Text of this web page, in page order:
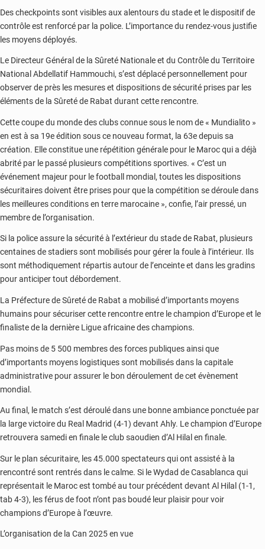
quotidiens
marocains
Des checkpoints sont visibles aux alentours du stade et le dispositif de
contrôle est renforcé par la police. L’importance du rendez-vous justifie
les moyens déployés.
Le Directeur Général de la Sûreté Nationale et du Contrôle du Territoire
National Abdellatif Hammouchi, s’est déplacé personnellement pour
observer de près les mesures et dispositions de sécurité prises par les
éléments de la Sûreté de Rabat durant cette rencontre.
Cette coupe du monde des clubs connue sous le nom de « Mundialito »
en est à sa 19e édition sous ce nouveau format, la 63e depuis sa
création. Elle constitue une répétition générale pour le Maroc qui a déjà
abrité par le passé plusieurs compétitions sportives. « C’est un
événement majeur pour le football mondial, toutes les dispositions
sécuritaires doivent être prises pour que la compétition se déroule dans
les meilleures conditions en terre marocaine », confie, l’air pressé, un
membre de l’organisation.
Si la police assure la sécurité à l’extérieur du stade de Rabat, plusieurs
centaines de stadiers sont mobilisés pour gérer la foule à l’intérieur. Ils
sont méthodiquement répartis autour de l’enceinte et dans les gradins
pour anticiper tout débordement.
La Préfecture de Sûreté de Rabat a mobilisé d’importants moyens
humains pour sécuriser cette rencontre entre le champion d’Europe et le
finaliste de la dernière Ligue africaine des champions.
Pas moins de 5 500 membres des forces publiques ainsi que
d’importants moyens logistiques sont mobilisés dans la capitale
administrative pour assurer le bon déroulement de cet évènement
mondial.
Au final, le match s’est déroulé dans une bonne ambiance ponctuée par
la large victoire du Real Madrid (4-1) devant Ahly. Le champion d’Europe
retrouvera samedi en finale le club saoudien d’Al Hilal en finale.
Sur le plan sécuritaire, les 45.000 spectateurs qui ont assisté à la
rencontré sont rentrés dans le calme. Si le Wydad de Casablanca qui
représentait le Maroc est tombé au tour précédent devant Al Hilal (1-1,
tab 4-3), les férus de foot n’ont pas boudé leur plaisir pour voir
champions d’Europe à l’œuvre.
L’organisation de la Can 2025 en vue